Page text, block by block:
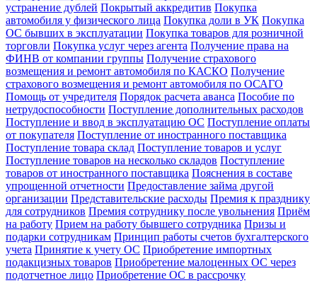
устранение дублей Покрытый аккредитив Покупка
автомобиля у физического лица Покупка доли в УК Покупка
ОС бывших в эксплуатации Покупка товаров для розничной
торговли Покупка услуг через агента Получение права на
ФИНВ от компании группы Получение страхового
возмещения и ремонт автомобиля по КАСКО Получение
страхового возмещения и ремонт автомобиля по ОСАГО
Помощь от учредителя Порядок расчета аванса Пособие по
нетрудоспособности Поступление дополнительных расходов
Поступление и ввод в эксплуатацию ОС Поступление оплаты
от покупателя Поступление от иностранного поставщика
Поступление товара склад Поступление товаров и услуг
Поступление товаров на несколько складов Поступление
товаров от иностранного поставщика Пояснения в составе
упрощенной отчетности Предоставление займа другой
организации Представительские расходы Премия к празднику
для сотрудников Премия сотруднику после увольнения Приём
на работу Прием на работу бывшего сотрудника Призы и
подарки сотрудникам Принцип работы счетов бухгалтерского
учета Принятие к учету ОС Приобретение импортных
подакцизных товаров Приобретение малоценных ОС через
подотчетное лицо Приобретение ОС в рассрочку